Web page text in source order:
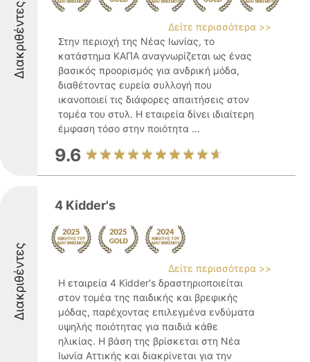
Διακριθέντες
Δείτε περισσότερα >>
Στην περιοχή της Νέας Ιωνίας, το
κατάστημα ΚΑΠΑ αναγνωρίζεται ως ένας
βασικός προορισμός για ανδρική μόδα,
διαθέτοντας ευρεία συλλογή που
ικανοποιεί τις διάφορες απαιτήσεις στον
τομέα του στυλ. Η εταιρεία δίνει ιδιαίτερη
έμφαση τόσο στην ποιότητα ...
9.6
Διακριθέντες
4 Kidder's
Δείτε περισσότερα >>
Η εταιρεία 4 Kidder's δραστηριοποιείται
στον τομέα της παιδικής και βρεφικής
μόδας, παρέχοντας επιλεγμένα ενδύματα
υψηλής ποιότητας για παιδιά κάθε
ηλικίας. Η βάση της βρίσκεται στη Νέα
Ιωνία Αττικής και διακρίνεται για την